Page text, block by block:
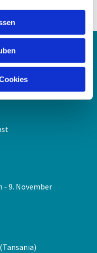
- 9. November